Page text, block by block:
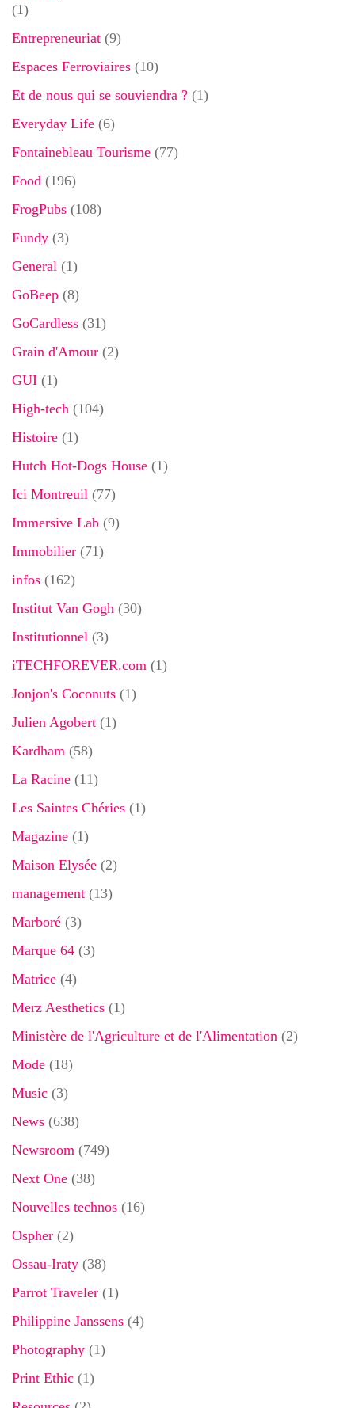
(1)
Entrepreneuriat (9)
Espaces Ferroviaires (10)
Et de nous qui se souviendra ? (1)
Everyday Life (6)
Fontainebleau Tourisme (77)
Food (196)
FrogPubs (108)
Fundy (3)
General (1)
GoBeep (8)
GoCardless (31)
Grain d'Amour (2)
GUI (1)
High-tech (104)
Histoire (1)
Hutch Hot-Dogs House (1)
Ici Montreuil (77)
Immersive Lab (9)
Immobilier (71)
infos (162)
Institut Van Gogh (30)
Institutionnel (3)
iTECHFOREVER.com (1)
Jonjon's Coconuts (1)
Julien Agobert (1)
Kardham (58)
La Racine (11)
Les Saintes Chéries (1)
Magazine (1)
Maison Elysée (2)
management (13)
Marboré (3)
Marque 64 (3)
Matrice (4)
Merz Aesthetics (1)
Ministère de l'Agriculture et de l'Alimentation (2)
Mode (18)
Music (3)
News (638)
Newsroom (749)
Next One (38)
Nouvelles technos (16)
Ospher (2)
Ossau-Iraty (38)
Parrot Traveler (1)
Philippine Janssens (4)
Photography (1)
Print Ethic (1)